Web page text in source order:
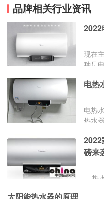
品牌相关行业资讯
2022
现在
种是
便使
呢?今
名的
是这
和、
花、
电热
电热
热水
按加
积式
2022
磅来
热
太阳能热水器的原理